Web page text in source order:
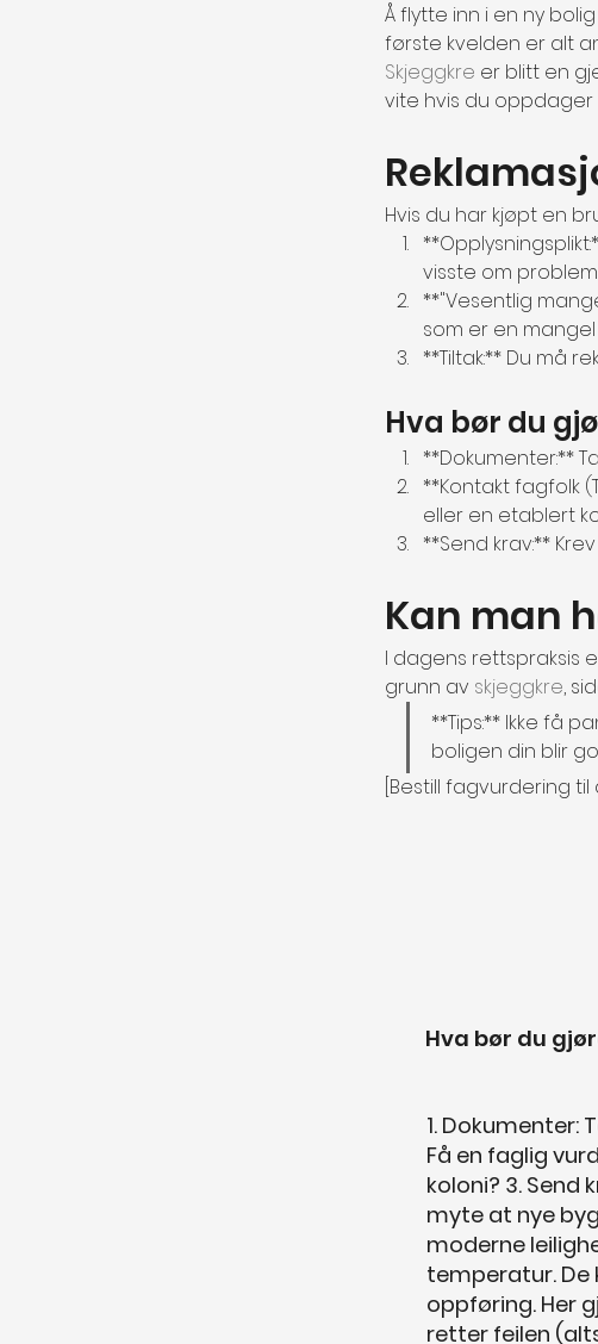
Å flytte inn i en ny
første kvelden er alt
Skjeggkre er blitt en
vite hvis du
Hvis du har kjøpt en
visste om
**"Vesentlig
som er en
**Tiltak:** Du må
Hva bør du
**Dokumenter:**
**Kontakt fagfolk
eller en etablert
**Send krav:**
Kan man
I dagens rettspraksis
grunn av skjeggkre,
**Tips:** Ikke få
boligen din blir
[Bestill fagvurdering
Hva bør du
1. Dokumenter:
Få en faglig
koloni? 3. Send
myte at nye
moderne
temperatur.
oppføring. Her
retter feilen